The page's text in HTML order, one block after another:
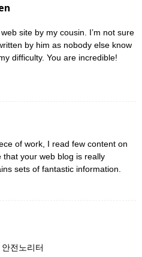
site by my cousin. I’m not sure
by him as nobody else know
difficulty. You are incredible!
of work, I read few content on
that your web blog is really
sets of fantastic information.
안전노리터